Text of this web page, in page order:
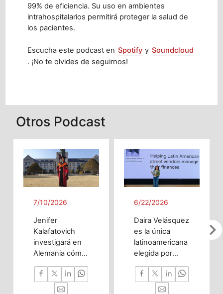
99% de eficiencia. Su uso en ambientes
intrahospitalarios permitirá proteger la salud de
los pacientes.
Escucha este podcast en Spotify y Soundcloud
. ¡No te olvides de seguirnos!
Otros Podcast
chevron_right
7/10/2026
Jenifer
Kalafatovich
investigará en
Alemania cómo
la inteligencia
artificial puede
predecir
6/22/2026
Daira Velásquez
es la única
latinoamericana
elegida por
OpenAI gracias
a chatbot que
ayuda a